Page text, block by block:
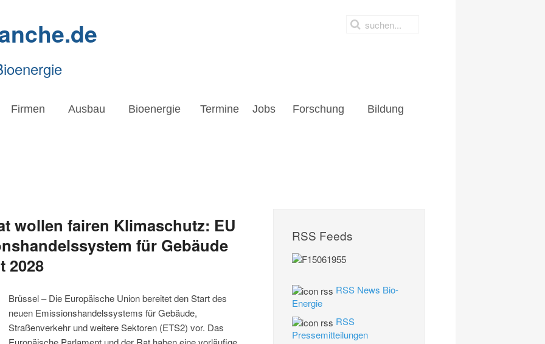
Firmen Ausbau Bioenergie Termine Jobs Forschung Bildung
wollen fairen Klimaschutz: EU
für Gebäude
2028
Brüssel – Die Europäische Union bereitet den Start des
neuen Emissionshandelssystems für Gebäude,
Straßenverkehr und weitere Sektoren (ETS2) vor. Das
RSS Feeds
RSS News Bio-
Energie
RSS
Pressemitteilungen